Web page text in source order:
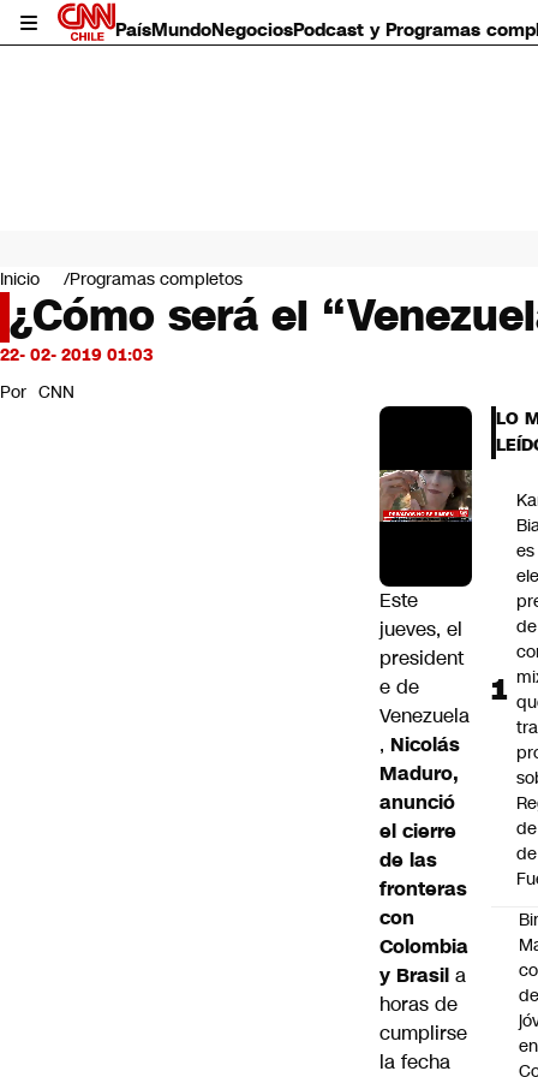
PaísMundoNegociosPodcast y Programas
Mundo
Negocios
Deportes
Programas completos
Servicios
Inicio Programas completos
¿Cómo será el
22- 02- 2019 01:03
Por CNN
Este
jueves, el
president
e de
Venezuela
, Nicolás
Maduro,
anunció
el cierre
de las
fronteras
con
Colombia
y Brasil a
horas de
cumplirse
la fecha
LO
es
de
en